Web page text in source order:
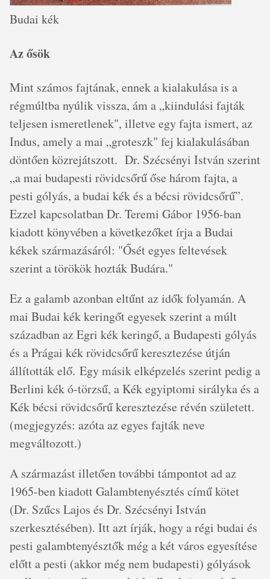
Budai kék
Az ősök
Mint számos fajtának, ennek a kialakulása is a
régmúltba nyúlik vissza, ám a „kiindulási fajták
teljesen ismeretlenek", illetve egy fajta ismert, az
Indus, amely a mai „groteszk" fej kialakulásában
döntően közrejátszott. Dr. Szécsényi István szerint
„a mai budapesti rövidcsőrű őse három fajta, a
pesti gólyás, a budai kék és a bécsi rövidcsőrű”.
Ezzel kapcsolatban Dr. Teremi Gábor 1956-ban
kiadott könyvében a következőket írja a Budai
kékek származásáról: "Ősét egyes feltevések
szerint a törökök hozták Budára."
Ez a galamb azonban eltűnt az idők folyamán. A
mai Budai kék keringőt egyesek szerint a múlt
században az Egri kék keringő, a Budapesti gólyás
és a Prágai kék rövidcsőrű keresztezése útján
állították elő. Egy másik elképzelés szerint pedig a
Berlini kék ó-törzsű, a Kék egyiptomi sirályka és a
Kék bécsi rövidcsőrű keresztezése révén született.
(megjegyzés: azóta az egyes fajták neve
megváltozott.)
A származást illetően további támpontot ad az
1965-ben kiadott Galambtenyésztés című kötet
(Dr. Szűcs Lajos és Dr. Szécsényi István
szerkesztésében). Itt azt írják, hogy a régi budai és
pesti galambtenyésztők még a két város egyesítése
előtt a pesti (akkor még nem budapesti) gólyások